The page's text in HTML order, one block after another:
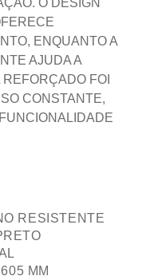
O DESIGN
ENQUANTO A
AJUDA A
FOI
CONSTANTE,
RESISTENTE
MM